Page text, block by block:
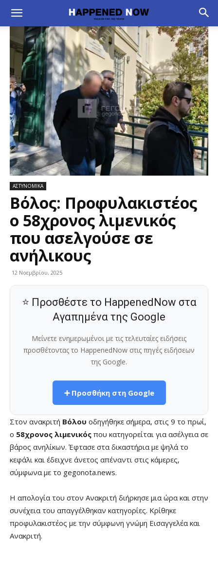
ΑΣΤΥΝΟΜΙΚΑ
Βόλος: Προφυλακιστέος
ο 58χρονος λιμενικός
που ασελγούσε σε
ανήλικους
12 Νοεμβρίου, 2025
⭐ Προσθέστε το HappenedNow στα
Αγαπημένα της Google
Μείνετε ενημερωμένοι με τις τελευταίες ειδήσεις
προσθέτοντας το HappenedNow στις πηγές ειδήσεων
της Google.
➕ Προσθήκη στη Google
Στον ανακριτή Βόλου οδηγήθηκε σήμερα, στις 9 το πρωί,
ο 58χρονος λιμενικός που κατηγορείται για ασέλγεια σε
βάρος ανηλίκων. Έφτασε στα δικαστήρια με ψηλά το
κεφάλι και έδειχνε άνετος απέναντι στις κάμερες,
σύμφωνα με το gegonota.news.
Η απολογία του στον Ανακριτή διήρκησε μια ώρα και στην
συνέχεια του απαγγέλθηκαν κατηγορίες. Κρίθηκε
προφυλακιστέος με την σύμφωνη γνώμη Εισαγγελέα και
Ανακριτή.